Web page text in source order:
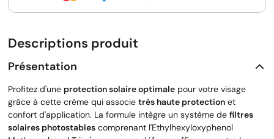
Descriptions produit
Présentation
Profitez d'une protection solaire optimale pour votre visage
grâce à cette crème qui associe très haute protection et
confort d'application. La formule intègre un système de filtres
solaires photostables comprenant l'Ethylhexyloxyphenol